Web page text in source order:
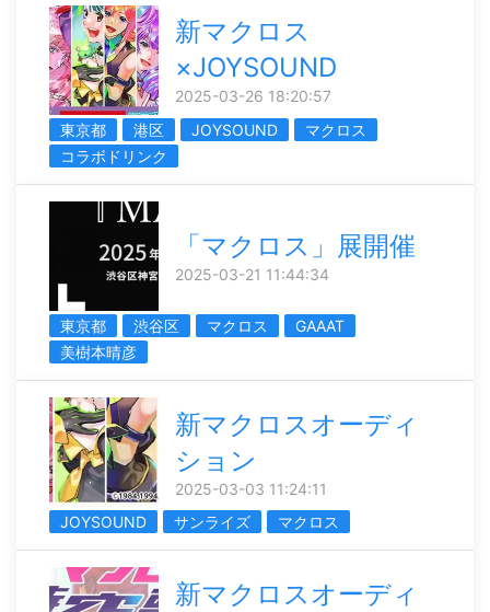
新マクロス
×JOYSOUND
2025-03-26 18:20:57
東京都
港区 JOYSOUND
マクロス
コラボドリンク
「マクロス」展開催
2025-03-21 11:44:34
東京都 渋谷区 マクロス
GAAAT
美樹本晴彦
新マクロスオーディ
ション
2025-03-03 11:24:11
JOYSOUND
サンライズ マクロス
新マクロスオーディ